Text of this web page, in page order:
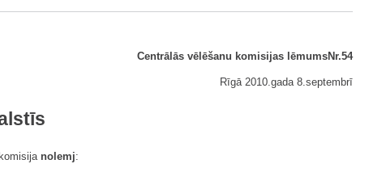
Centrālās vēlēšanu komisijas lēmumsNr.54
Rīgā 2010.gada 8.septembrī
nolemj: